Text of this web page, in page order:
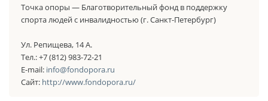
Точка опоры — Благотворительный фонд в поддержку
спорта людей с инвалидностью (г. Санкт-Петербург)
Ул. Репищева, 14 А.
Тел.: +7 (812) 983-72-21
E-mail: info@fondopora.ru
Сайт: http://www.fondopora.ru/